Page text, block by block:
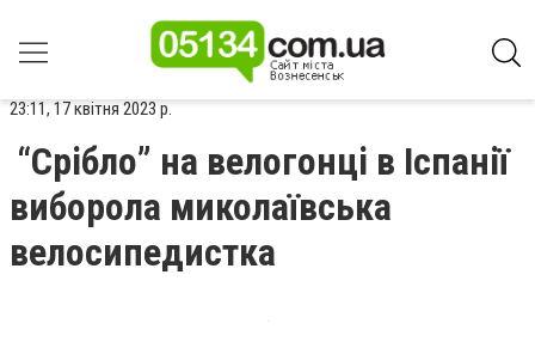
23:11, 17 квітня 2023 р.
“Срібло” на велогонці в Іспанії
виборола миколаївська
велосипедистка